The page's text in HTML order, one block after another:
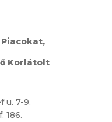
Piacokat,
Korlátolt
u. 7-9.
186.